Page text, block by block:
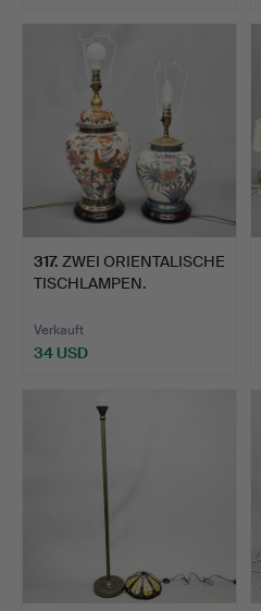
317. ZWEI ORIENTALISCHE
TISCHLAMPEN.
Verkauft
34 USD